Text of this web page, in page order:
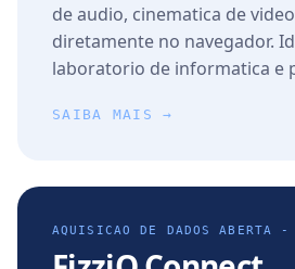
de audio, cinematica de
diretamente no navegador.
laboratorio de informatica e
SAIBA MAIS →
AQUISICAO DE DADOS ABERTA -